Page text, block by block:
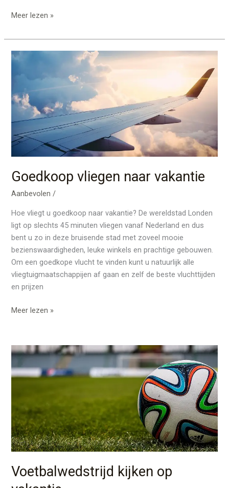
Meer lezen »
Goedkoop vliegen naar vakantie
Aanbevolen /
Hoe vliegt u goedkoop naar vakantie? De wereldstad Londen
ligt op slechts 45 minuten vliegen vanaf Nederland en dus
bent u zo in deze bruisende stad met zoveel mooie
bezienswaardigheden, leuke winkels en prachtige gebouwen.
Om een goedkope vlucht te vinden kunt u natuurlijk alle
vliegtuigmaatschappijen af gaan en zelf de beste vluchttijden
en prijzen
Goedkoop
vakantie
Meer lezen »
Voetbalwedstrijd kijken op
Voetbalwedstrijd
op